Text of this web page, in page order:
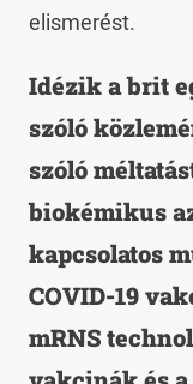
elismerést.
Idézik a brit
szóló
szóló
biokémikus
kapcsolatos
COVID-19
mRNS